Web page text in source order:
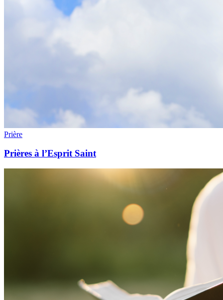
Prière
Prières à l’Esprit Saint